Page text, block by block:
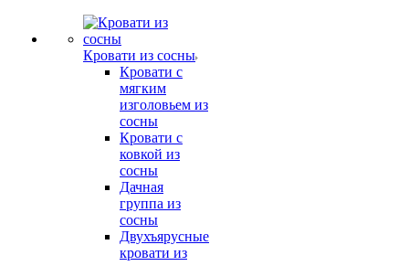
Кровати из сосны
Кровати с
мягким
изголовьем из
сосны
Кровати с
ковкой из
сосны
Дачная
группа из
сосны
Двухъярусные
кровати из